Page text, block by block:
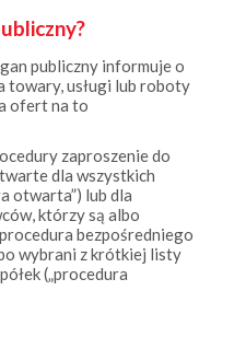
publiczny informuje o
towary, usługi lub roboty
ofert na to
zaproszenie do
dla wszystkich
otwarta”) lub dla
którzy są albo
bezpośredniego
wybrani z krótkiej listy
(„procedura